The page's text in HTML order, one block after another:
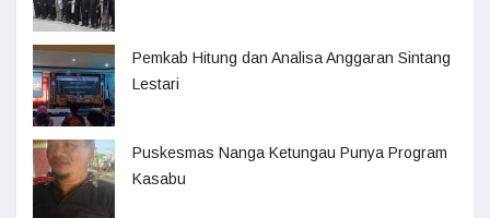
Pemkab Hitung dan Analisa Anggaran Sintang
Lestari
Puskesmas Nanga Ketungau Punya Program
Kasabu